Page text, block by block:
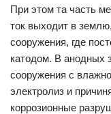
При этом та часть
ток выходит в
сооружения, где
катодом. В анодных
сооружения с
электролиз и
коррозионные